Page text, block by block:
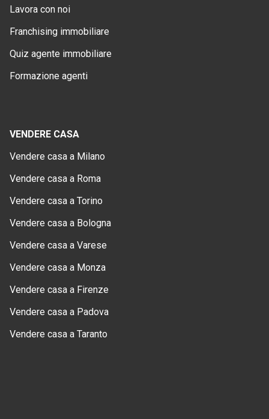
Lavora con noi
Franchising immobiliare
Quiz agente immobiliare
Formazione agenti
VENDERE CASA
Vendere casa a Milano
Vendere casa a Roma
Vendere casa a Torino
Vendere casa a Bologna
Vendere casa a Varese
Vendere casa a Monza
Vendere casa a Firenze
Vendere casa a Padova
Vendere casa a Taranto